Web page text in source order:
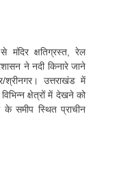
से मंदिर क्षतिग्रस्त, रेल
ने नदी किनारे जाने
श्रीनगर। उत्तराखंड में
क्षेत्रों में देखने को
के समीप स्थित प्राचीन